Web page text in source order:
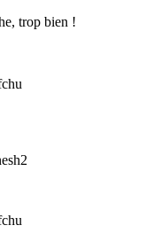
trop bien !